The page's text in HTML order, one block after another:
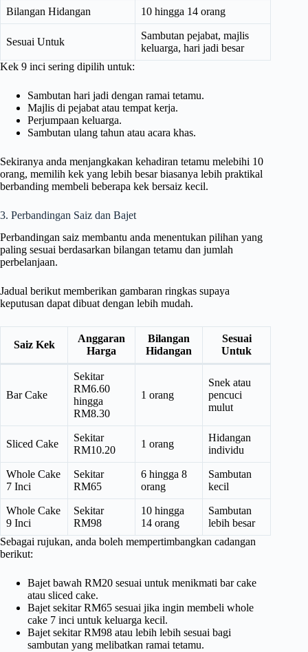
Bilangan Hidangan 10 hingga 14 orang
Sesuai Untuk
Sambutan pejabat, majlis
keluarga, hari jadi besar
Kek 9 inci sering dipilih untuk:
Sambutan hari jadi dengan ramai tetamu.
Majlis di pejabat atau tempat kerja.
Perjumpaan keluarga.
Sambutan ulang tahun atau acara khas.
Sekiranya anda menjangkakan kehadiran tetamu melebihi 10
orang, memilih kek yang lebih besar biasanya lebih praktikal
berbanding membeli beberapa kek bersaiz kecil.
3. Perbandingan Saiz dan Bajet
Perbandingan saiz membantu anda menentukan pilihan yang
paling sesuai berdasarkan bilangan tetamu dan jumlah
perbelanjaan.
Jadual berikut memberikan gambaran ringkas supaya
keputusan dapat dibuat dengan lebih mudah.
Saiz Kek
Anggaran
Harga
Bilangan
Hidangan
Sesuai
Untuk
Bar Cake
Sekitar
RM6.60
hingga
RM8.30
1 orang
Snek atau
pencuci
mulut
Sliced Cake
Sekitar
RM10.20
1 orang
Hidangan
individu
Whole Cake
7 Inci
Sekitar
RM65
6 hingga 8
orang
Sambutan
kecil
Whole Cake
9 Inci
Sekitar
RM98
10 hingga
14 orang
Sambutan
lebih besar
Sebagai rujukan, anda boleh mempertimbangkan cadangan
berikut:
Bajet bawah RM20 sesuai untuk menikmati bar cake
atau sliced cake.
Bajet sekitar RM65 sesuai jika ingin membeli whole
cake 7 inci untuk keluarga kecil.
Bajet sekitar RM98 atau lebih lebih sesuai bagi
sambutan yang melibatkan ramai tetamu.